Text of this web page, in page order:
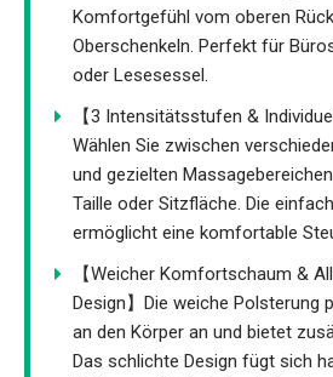
Komfortgefühl vom oberen
Oberschenkeln. Perfekt für
oder Lesesessel.
【3 Intensitätsstufen &
Wählen Sie zwischen
und gezielten
Taille oder Sitzfläche. Die
ermöglicht eine komfortable
【Weicher Komfortschaum &
Design】Die weiche Polsterung
an den Körper an und bietet
Das schlichte Design fügt sich